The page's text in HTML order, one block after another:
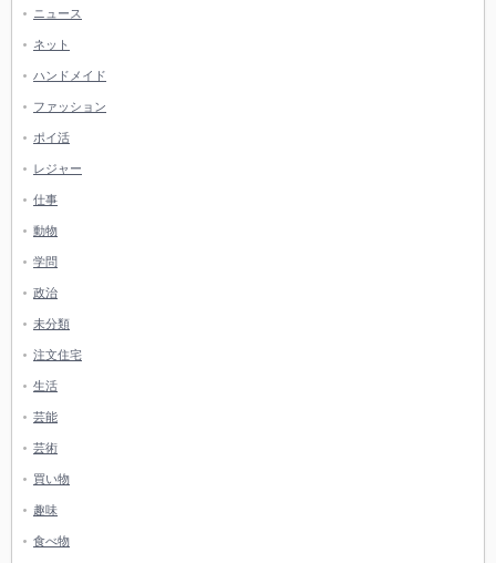
ニュース
ネット
ハンドメイド
ファッション
ポイ活
レジャー
仕事
動物
学問
政治
未分類
注文住宅
生活
芸能
芸術
買い物
趣味
食べ物